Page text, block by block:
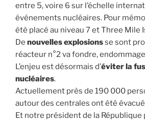
entre 5, voire 6 sur l’échelle
événements nucléaires. Pour
été placé au niveau 7 et Three Mile
De nouvelles explosionsse sont
réacteur n°2 va fondre,
L’enjeu est désormais d’éviter la
nucléaires.
Actuellement près de 190 000
autour des centrales ont été
Et notre président de la République